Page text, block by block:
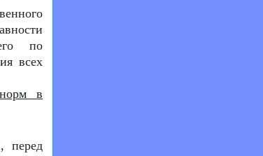
по
всех
в
перед